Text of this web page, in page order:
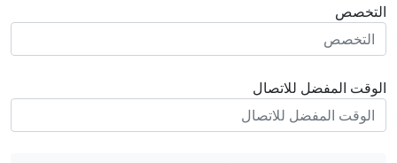
التخصص
الوقت المفضل للاتصال